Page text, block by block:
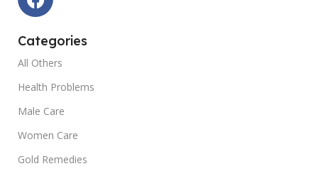
Categories
All Others
Health Problems
Male Care
Women Care
Gold Remedies